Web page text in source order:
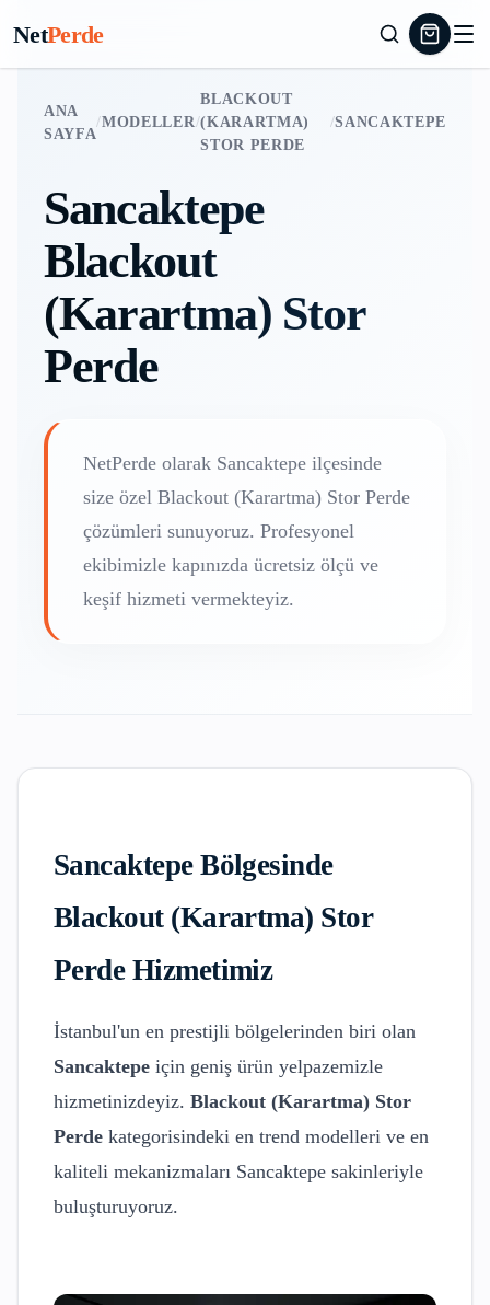
NetPerde
ANA
SAYFA
/MODELLER/
BLACKOUT
(KARARTMA)
STOR PERDE
/SANCAKTEPE
Sancaktepe
Blackout
(Karartma) Stor
Perde
NetPerde olarak Sancaktepe ilçesinde
size özel Blackout (Karartma) Stor Perde
çözümleri sunuyoruz. Profesyonel
ekibimizle kapınızda ücretsiz ölçü ve
keşif hizmeti vermekteyiz.
SancaktepeBölgesinde
Blackout (Karartma) Stor
PerdeHizmetimiz
İstanbul'un en prestijli bölgelerinden biri olan
Sancaktepe için geniş ürün yelpazemizle
hizmetinizdeyiz. Blackout (Karartma) Stor
Perde kategorisindeki en trend modelleri ve en
kaliteli mekanizmaları Sancaktepe sakinleriyle
buluşturuyoruz.